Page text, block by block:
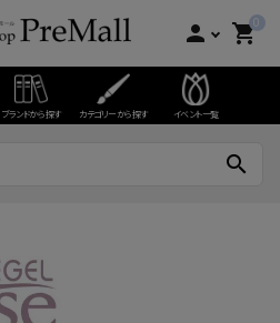
person 0
shopping_cart
ブランドから探す カテゴリーから探す イベント一覧
search